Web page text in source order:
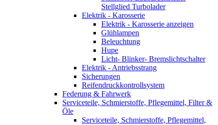
Stellglied Turbolader
Elektrik - Karosserie
Elektrik - Karosserie anzeigen
Glühlampen
Beleuchtung
Hupe
Licht- Blinker- Bremslichtschalter
Elektrik - Antriebsstrang
Sicherungen
Reifendruckkontrollsystem
Federung & Fahrwerk
Serviceteile, Schmierstoffe, Pflegemittel, Filter &
Öle
Serviceteile, Schmierstoffe, Pflegemittel,